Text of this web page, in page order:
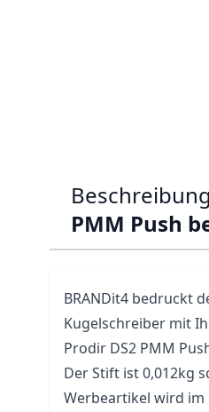
PMM Push
BRANDit4 bedruckt
Kugelschreiber mit
Prodir DS2 PMM
DerStift ist 0,012kg
Werbeartikel wird im